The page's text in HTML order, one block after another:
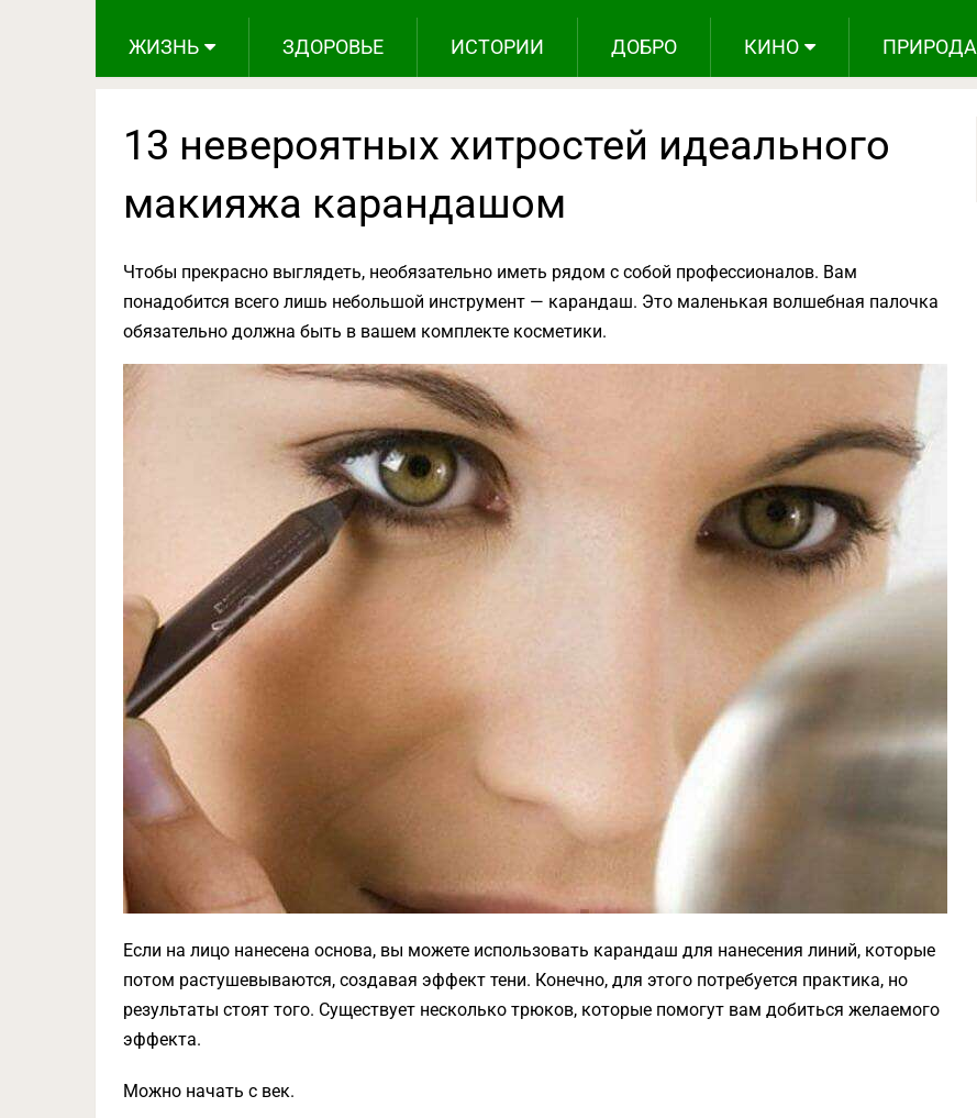
ЖИЗНЬ ЗДОРОВЬЕ ИСТОРИИ ДОБРО КИНО ПРИРОДА
13 невероятных хитростей идеального
макияжа карандашом
Чтобы прекрасно выглядеть, необязательно иметь рядом с собой профессионалов. Вам
понадобится всего лишь небольшой инструмент — карандаш. Это маленькая волшебная палочка
обязательно должна быть в вашем комплекте косметики.
Если на лицо нанесена основа, вы можете использовать карандаш для нанесения линий, которые
потом растушевываются, создавая эффект тени. Конечно, для этого потребуется практика, но
результаты стоят того. Существует несколько трюков, которые помогут вам добиться желаемого
эффекта.
Можно начать с век.